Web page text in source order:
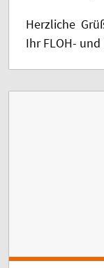
Herzliche
Ihr FLOH-